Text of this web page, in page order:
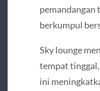
berkumpul
Sky lounge
tempat
ini